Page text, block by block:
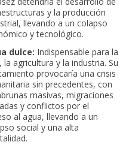
y la producción
llevando a un colapso
y tecnológico.
dulce: Indispensable para la
la agricultura y la industria. Su
provocaría una crisis
sin precedentes, con
masivas, migraciones
y conflictos por el
al agua, llevando a un
social y una alta